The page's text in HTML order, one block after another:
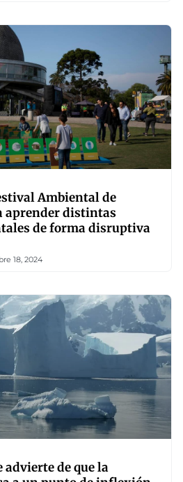
Ambiental de
aprender distintas
de forma disruptiva
18, 2024
de que la